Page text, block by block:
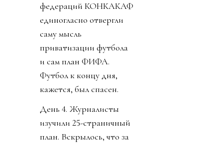
федераций КОНКАКАФ
единогласно отвергли
саму мысль
приватизации футбола
и сам план ФИФА.
Футбол к концу дня,
кажется, был спасен.
День 4. Журналисты
изучили 25-страничный
план. Вскрылось, что за